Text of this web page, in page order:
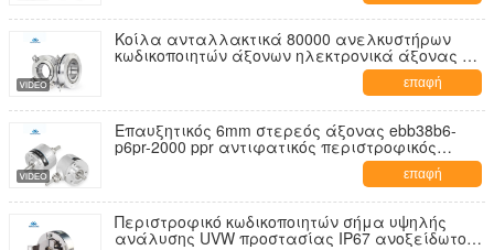
Κοίλα ανταλλακτικά 80000 ανελκυστήρων
κωδικοποιητών άξονων ηλεκτρονικά άξονας ppr
επαφή
Επαυξητικός 6mm στερεός άξονας ebb38b6-
p6pr-2000 ppr αντιφατικός περιστροφικός
επαφή
Περιστροφικό κωδικοποιητών σήμα υψηλής
ανάλυσης UVW προστασίας IP67 ανοξείδωτου